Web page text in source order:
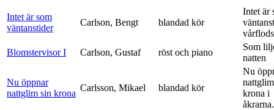
Intet är som
väntanstider
Carlson, Bengt blandad kör
Intet är
Blomstervisor I
Carlson, Gustaf röst och piano
Som
natten
Nu öppnar
nattglim sin krona
Carlsson, Mikael blandad kör
Nu
krona i